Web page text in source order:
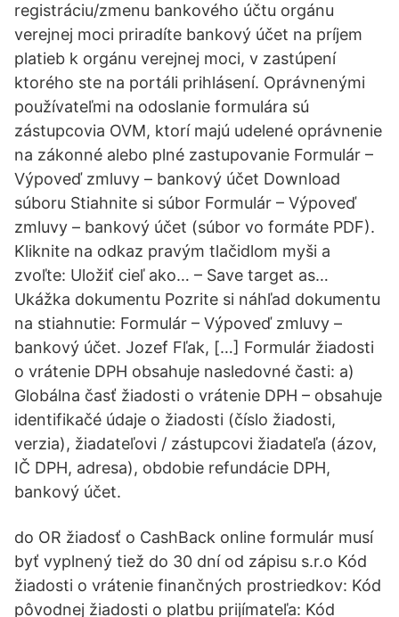
registráciu/zmenu bankového účtu orgánu
verejnej moci priradíte bankový účet na príjem
platieb k orgánu verejnej moci, v zastúpení
ktorého ste na portáli prihlásení. Oprávnenými
používateľmi na odoslanie formulára sú
zástupcovia OVM, ktorí majú udelené oprávnenie
na zákonné alebo plné zastupovanie Formulár –
Výpoveď zmluvy – bankový účet Download
súboru Stiahnite si súbor Formulár – Výpoveď
zmluvy – bankový účet (súbor vo formáte PDF).
Kliknite na odkaz pravým tlačidlom myši a
zvoľte: Uložiť cieľ ako… – Save target as…
Ukážka dokumentu Pozrite si náhľad dokumentu
na stiahnutie: Formulár – Výpoveď zmluvy –
bankový účet. Jozef Fľak, […] Formulár žiadosti
o vrátenie DPH obsahuje nasledovné časti: a)
Globálna časť žiadosti o vrátenie DPH – obsahuje
identifikačé údaje o žiadosti (číslo žiadosti,
verzia), žiadateľovi / zástupcovi žiadateľa (ázov,
IČ DPH, adresa), obdobie refundácie DPH,
bankový účet.
do OR žiadosť o CashBack online formulár musí
byť vyplnený tiež do 30 dní od zápisu s.r.o Kód
žiadosti o vrátenie finančných prostriedkov: Kód
pôvodnej žiadosti o platbu prijímateľa: Kód